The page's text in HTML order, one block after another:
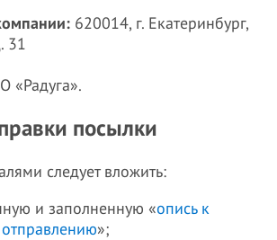
620014, г. Екатеринбург,
31
«Радуга».
посылки
следует вложить:
и заполненную «опись к
»;